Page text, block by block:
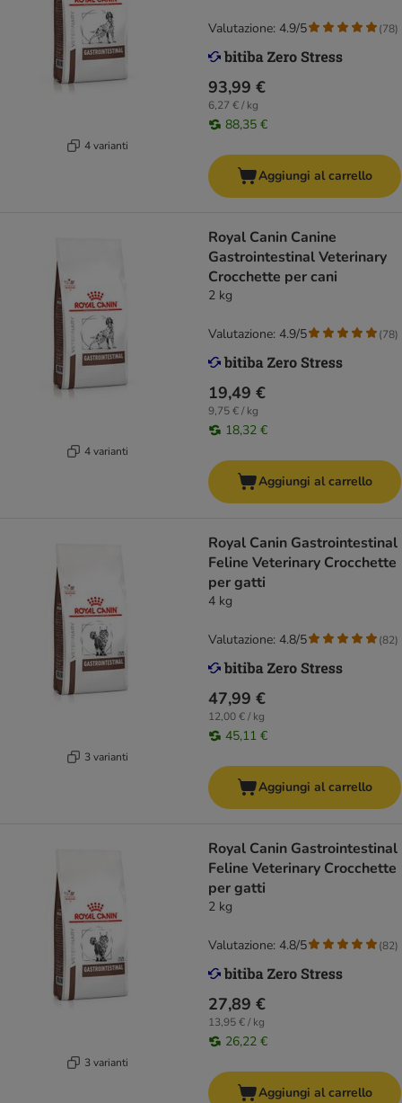
4 varianti
93,99 €
6,27 € / kg
88,35 €
Valutazione: 4.9/5 (78)
Aggiungi al carrello
4 varianti
Royal Canin Canine
Gastrointestinal Veterinary
Crocchette per cani
2 kg
19,49 €
9,75 € / kg
18,32 €
Valutazione: 4.9/5 (78)
Aggiungi al carrello
3 varianti
Royal Canin Gastrointestinal
Feline Veterinary Crocchette
per gatti
4 kg
47,99 €
12,00 € / kg
45,11 €
Valutazione: 4.8/5 (82)
Aggiungi al carrello
3 varianti
Royal Canin Gastrointestinal
Feline Veterinary Crocchette
per gatti
2 kg
27,89 €
13,95 € / kg
26,22 €
Valutazione: 4.8/5 (82)
Aggiungi al carrello